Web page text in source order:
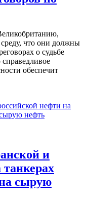
что они должны
о судьбе
обеспечит
и
сырую